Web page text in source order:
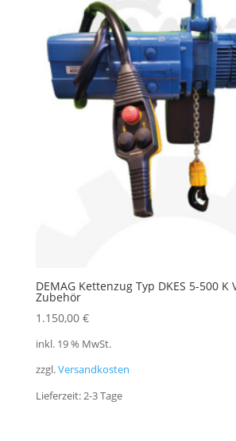
DEMAG Kettenzug Typ DKES 5-500 K
Zubehör
1.150,00 €
inkl. 19 % MwSt.
zzgl.Versandkosten
Lieferzeit:2-3 Tage